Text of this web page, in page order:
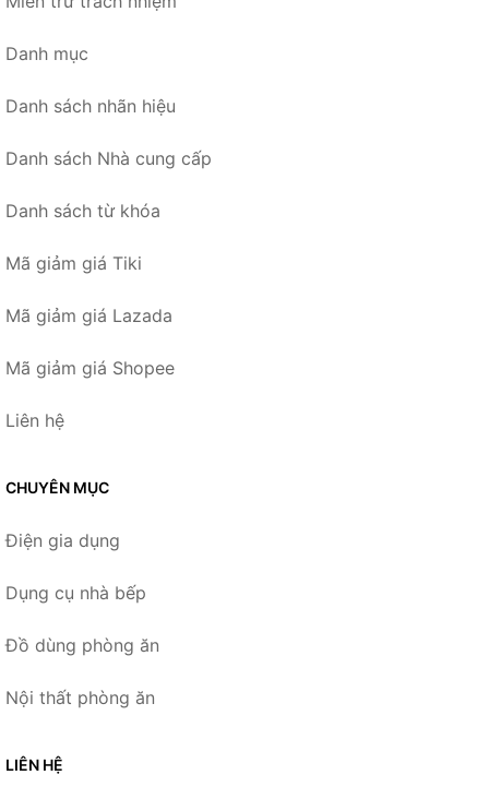
Danh mục
Danh sách nhãn hiệu
Danh sách Nhà cung cấp
Danh sách từ khóa
Mã giảm giá Tiki
Mã giảm giá Lazada
Mã giảm giá Shopee
Liên hệ
CHUYÊN MỤC
Điện gia dụng
Dụng cụ nhà bếp
Đồ dùng phòng ăn
Nội thất phòng ăn
LIÊN HỆ